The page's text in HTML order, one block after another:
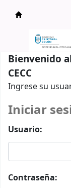
Catálogo
Bienvenido
CECC
Ingrese su
Iniciar
Usuario:
Contraseña: